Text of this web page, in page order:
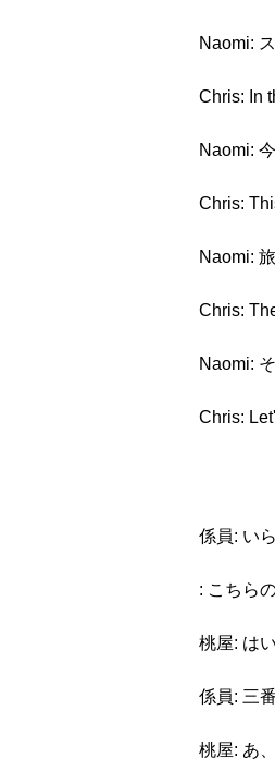
Naomi:
Chris: In
Naomi:
Chris:
Naomi:
Chris:
Naomi:
Chris:
係員: い
: こちら
桃屋: はい
係員: 三
桃屋: あ